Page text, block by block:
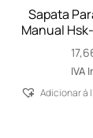
Sapata
Manual
IVA
Adicionar á